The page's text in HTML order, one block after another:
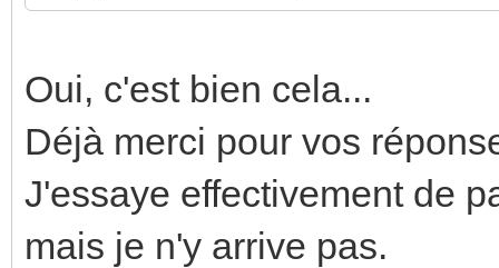
Oui, c'est bien cela...
Déjà merci pour vos
J'essaye effectivement de
mais je n'y arrive pas.